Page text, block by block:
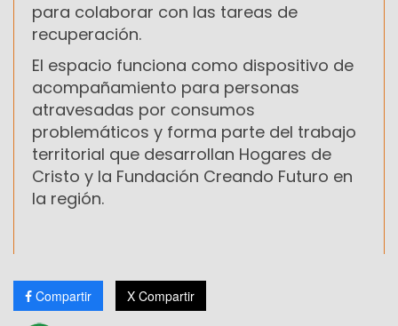
para colaborar con las tareas de
recuperación.
El espacio funciona como dispositivo de
acompañamiento para personas
atravesadas por consumos
problemáticos y forma parte del trabajo
territorial que desarrollan Hogares de
Cristo y la Fundación Creando Futuro en
la región.
Compartir X Compartir